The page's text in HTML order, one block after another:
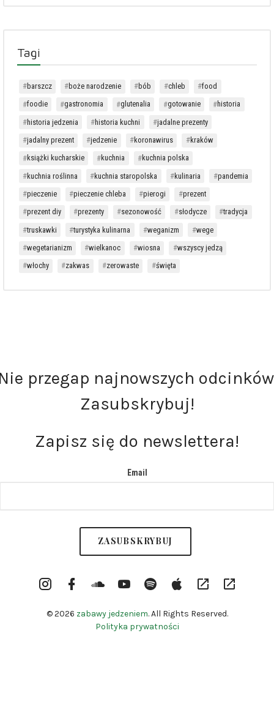
Tagi
barszcz boże narodzenie bób chleb
food
foodie
gastronomia glutenalia gotowanie
historia
historia jedzenia
historia kuchni
jadalne prezenty
jadalny prezent
jedzenie koronawirus
kraków
książki kucharskie
kuchnia
kuchnia polska
kuchnia roślinna
kuchnia staropolska kulinaria
pandemia
pieczenie
pieczenie chleba pierogi
prezent
prezent diy
prezenty sezonowość słodycze
tradycja
truskawki
turystyka kulinarna weganizm
wege
wegetarianizm
wielkanoc wiosna
wszyscy jedzą
włochy
zakwas zerowaste święta
przegap najnowszych
Zasubskrybuj!
Zapisz się do newslettera!
Email
Instargram
Profile
Soundcloud
YouTube
Channel
Spotify itunes RSS
© 2026 zabawy jedzeniem. All Rights Reserved.
Polityka prywatności